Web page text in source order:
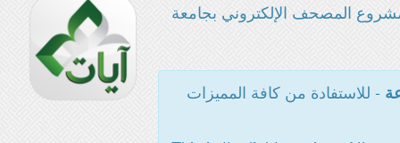
المصحف الإلكتروني بجامعة
- للاستفادة من كافة المميزات